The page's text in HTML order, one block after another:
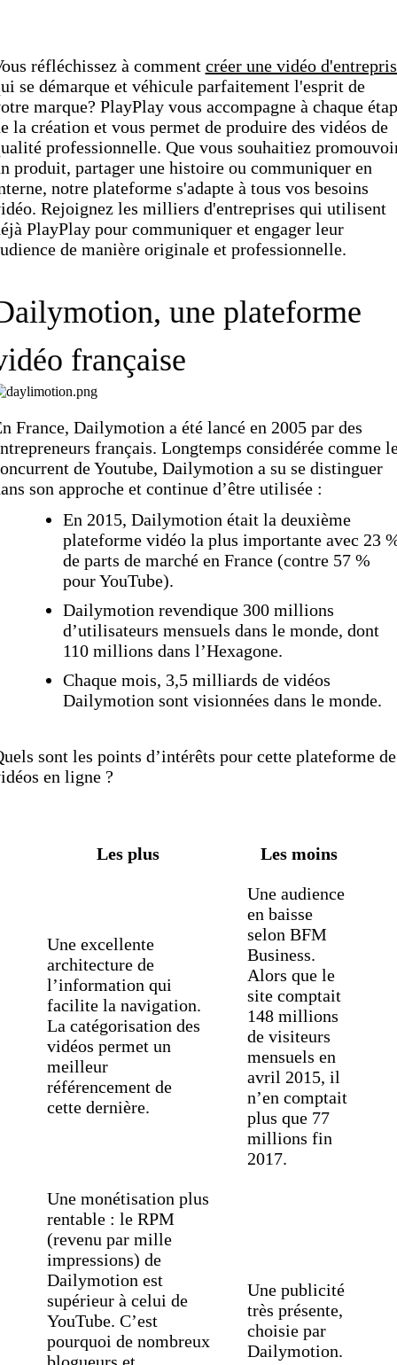
réfléchissez à comment créer une vidéo
se démarque et véhicule parfaitement l'esprit de
marque? PlayPlay vous accompagne à chaque
la création et vous permet de produire des vidéos de
professionnelle. Que vous souhaitiez
produit, partager une histoire ou communiquer en
notre plateforme s'adapte à tous vos besoins
Rejoignez les milliers d'entreprises qui utilisent
PlayPlay pour communiquer et engager leur
de manière originale et professionnelle.
une plateforme
française
France, Dailymotion a été lancé en 2005 par des
français. Longtemps considérée comme
de Youtube, Dailymotion a su se distinguer
son approche et continue d’être utilisée :
En 2015, Dailymotion était la deuxième
plateforme vidéo la plus importante avec 23
de parts de marché en France (contre 57 %
pour YouTube).
Dailymotion revendique 300 millions
d’utilisateurs mensuels dans le monde, dont
110 millions dans l’Hexagone.
Chaque mois, 3,5 milliards de vidéos
Dailymotion sont visionnées dans le monde.
sont les points d’intérêts pour cette plateforme de
en ligne ?
Les plus Les moins
Une excellente
architecture de
l’information qui
facilite la navigation.
La catégorisation des
vidéos permet un
meilleur
référencement de
cette dernière.
Une audience
en baisse
selon BFM
Business.
Alors que le
site comptait
148 millions
de visiteurs
mensuels en
avril 2015, il
n’en comptait
plus que 77
millions fin
2017.
Une monétisation plus
rentable : le RPM
(revenu par mille
impressions) de
Dailymotion est
supérieur à celui de
YouTube. C’est
pourquoi de nombreux
Une publicité
très présente,
choisie par
Dailymotion.